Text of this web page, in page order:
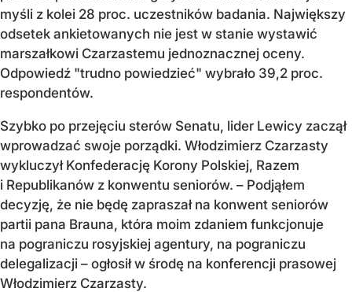
myśli z kolei 28 proc. uczestników badania. Największy
odsetek ankietowanych nie jest w stanie wystawić
marszałkowi Czarzastemu jednoznacznej oceny.
Odpowiedź "trudno powiedzieć" wybrało 39,2 proc.
respondentów.
Szybko po przejęciu sterów Senatu, lider Lewicy zaczął
wprowadzać swoje porządki. Włodzimierz Czarzasty
wykluczył Konfederację Korony Polskiej, Razem
i Republikanów z konwentu seniorów. – Podjąłem
decyzję, że nie będę zapraszał na konwent seniorów
partii pana Brauna, która moim zdaniem funkcjonuje
na pograniczu rosyjskiej agentury, na pograniczu
delegalizacji – ogłosił w środę na konferencji prasowej
Włodzimierz Czarzasty.